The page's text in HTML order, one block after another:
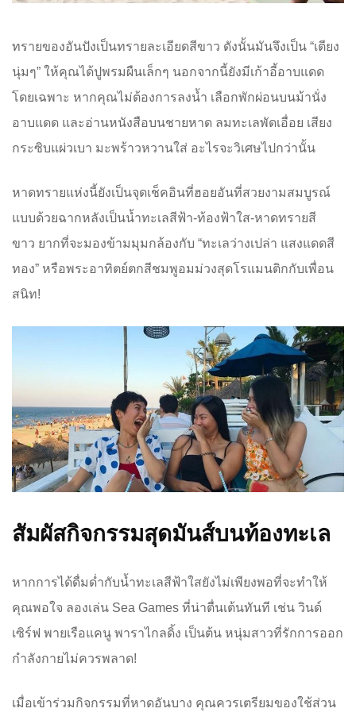
ทรายของอันปังเป็นทรายละเอียดสีขาว ดังนั้นมันจึงเป็น “เตียง
นุ่มๆ” ให้คุณได้ปูพรมผืนเล็กๆ นอกจากนี้ยังมีเก้าอี้อาบแดด
โดยเฉพาะ หากคุณไม่ต้องการลงน้ำ เลือกพักผ่อนบนม้านั่ง
อาบแดด และอ่านหนังสือบนชายหาด ลมทะเลพัดเอื่อย เสียง
กระซิบแผ่วเบา มะพร้าวหวานใส่ อะไรจะวิเศษไปกว่านั้น
หาดทรายแห่งนี้ยังเป็นจุดเช็คอินที่ฮอยอันที่สวยงามสมบูรณ์
แบบด้วยฉากหลังเป็นน้ำทะเลสีฟ้า-ท้องฟ้าใส-หาดทรายสี
ขาว ยากที่จะมองข้ามมุมกล้องกับ “ทะเลว่างเปล่า แสงแดดสี
ทอง” หรือพระอาทิตย์ตกสีชมพูอมม่วงสุดโรแมนติกกับเพื่อน
สนิท!
สัมผัสกิจกรรมสุดมันส์บนท้องทะเล
หากการได้ดื่มด่ำกับน้ำทะเลสีฟ้าใสยังไม่เพียงพอที่จะทำให้
คุณพอใจ ลองเล่น Sea Games ที่น่าตื่นเต้นทันที เช่น วินด์
เซิร์ฟ พายเรือแคนู พาราไกลดิ้ง เป็นต้น หนุ่มสาวที่รักการออก
กำลังกายไม่ควรพลาด!
เมื่อเข้าร่วมกิจกรรมที่หาดอันบาง คุณควรเตรียมของใช้ส่วน